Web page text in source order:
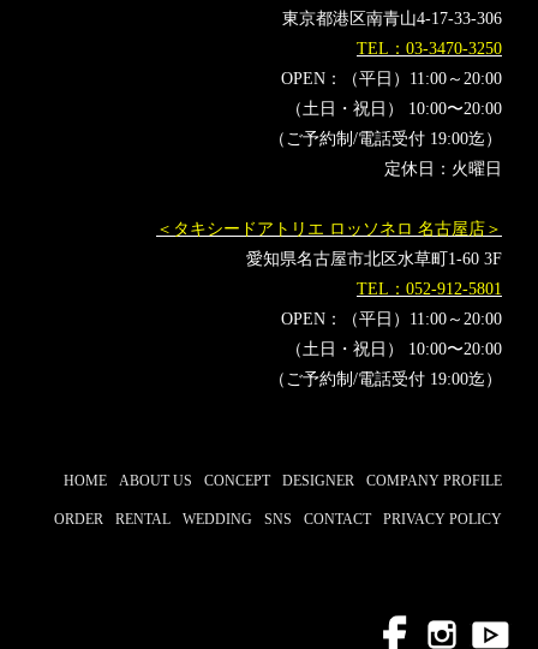
東京都港区南青山4-17-33-306
TEL：03-3470-3250
OPEN：（平日）11:00～20:00
（土日・祝日） 10:00〜20:00
（ご予約制/電話受付 19:00迄）
定休日：火曜日
＜タキシードアトリエ ロッソネロ 名古屋店＞
愛知県名古屋市北区水草町1-60 3F
TEL：052-912-5801
OPEN：（平日）11:00～20:00
（土日・祝日） 10:00〜20:00
（ご予約制/電話受付 19:00迄）
HOME ABOUT US CONCEPT DESIGNER COMPANY PROFILE
ORDER RENTAL WEDDING SNS CONTACT PRIVACY POLICY